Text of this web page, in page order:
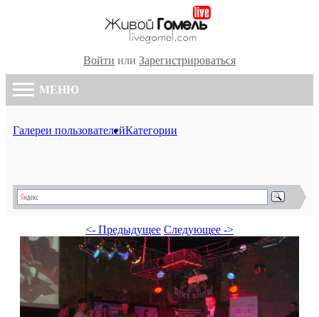
Войти или Зарегистрироваться
МЕНЮ
Галереи пользователейКатегории
<- Предыдущее Следующее ->